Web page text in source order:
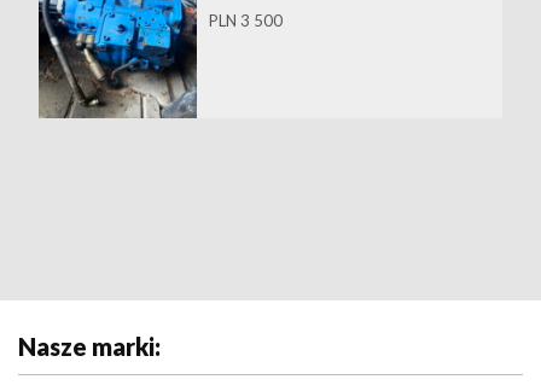
PLN 3 500
Nasze marki: